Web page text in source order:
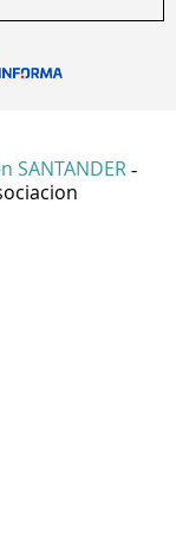
SANTANDER -